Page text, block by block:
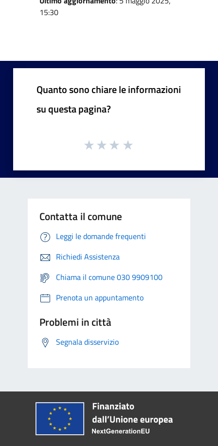
15:30
Quanto sono chiare le informazioni
su questa pagina?
Contatta il comune
Leggi le domande frequenti
Richiedi Assistenza
Chiama il comune 030 9909100
Prenota un appuntamento
Problemi in città
Segnala disservizio